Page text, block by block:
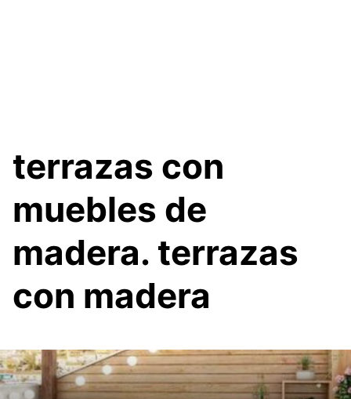
terrazas con
muebles de
madera. terrazas
con madera